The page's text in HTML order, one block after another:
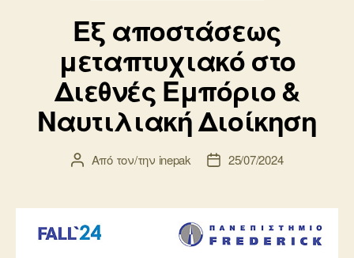
Εξ αποστάσεως
μεταπτυχιακό στο
Διεθνές Εμπόριο &
Ναυτιλιακή Διοίκηση
Συντάκτης
Από τον/την inepak
Ημ.25/07/2024